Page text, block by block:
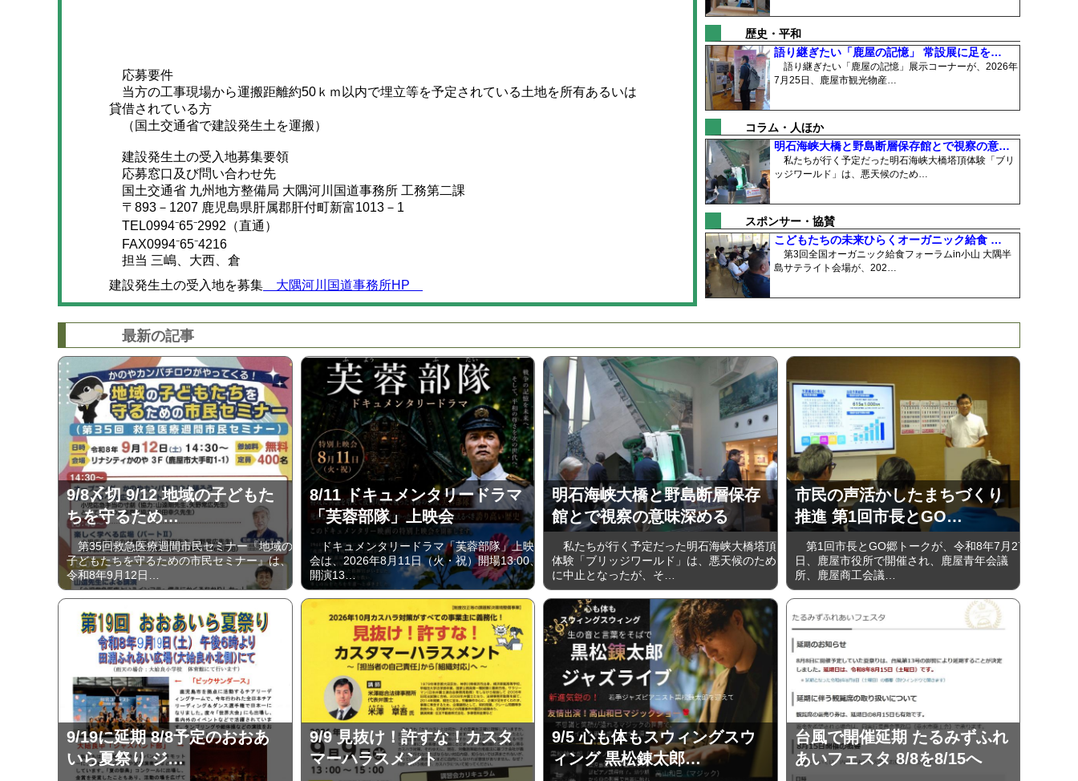
応募要件
当方の工事現場から運搬距離約50ｋｍ以内で埋立等を予定されている土地を所有あるいは
貸借されている方
（国土交通省で建設発生土を運搬）
建設発生土の受入地募集要領
応募窓口及び問い合わせ先
国土交通省 九州地方整備局 大隅河川国道事務所 工務第二課
〒893－1207 鹿児島県肝属郡肝付町新富1013－1
TEL0994⁻65⁻2992（直通）
FAX0994⁻65⁻4216
担当 三嶋、大西、倉
建設発生土の受入地を募集 大隅河川国道事務所HP
歴史・平和
語り継ぎたい「鹿屋の記憶」 常設展に足を…
語り継ぎたい「鹿屋の記憶」展示コーナーが、2026年
7月25日、鹿屋市観光物産…
コラム・人ほか
明石海峡大橋と野島断層保存館とで視察の意…
私たちが行く予定だった明石海峡大橋塔頂体験「ブリ
ッジワールド」は、悪天候のため…
スポンサー・協賛
こどもたちの未来ひらくオーガニック給食 …
第3回全国オーガニック給食フォーラムin小山 大隅半
島サテライト会場が、202…
最新の記事
9/8〆切 9/12 地域の子どもた
ちを守るため…
第35回救急医療週間市民セミナー『地域の
子どもたちを守るための市民セミナー』は、
令和8年9月12日…
8/11 ドキュメンタリードラマ
「芙蓉部隊」上映会
ドキュメンタリードラマ「芙蓉部隊」上映
会は、2026年8月11日（火・祝）開場13:00、
開演13…
明石海峡大橋と野島断層保存
館とで視察の意味深める
私たちが行く予定だった明石海峡大橋塔頂
体験「ブリッジワールド」は、悪天候のため
に中止となったが、そ…
市民の声活かしたまちづくり
推進 第1回市長とGO…
第1回市長とGO郷トークが、令和8年7月27
日、鹿屋市役所で開催され、鹿屋青年会議
所、鹿屋商工会議…
9/19に延期 8/8予定のおおあ
いら夏祭り ジ…
9/9 見抜け！許すな！カスタ
マーハラスメント
9/5 心も体もスウィングスウ
ィング 黒松錬太郎…
台風で開催延期 たるみずふれ
あいフェスタ 8/8を8/15へ